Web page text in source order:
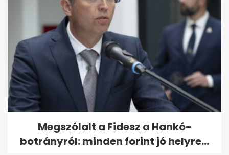
Megszólalt a Fidesz a Hankó-
botrányról: minden forint jó helyre...